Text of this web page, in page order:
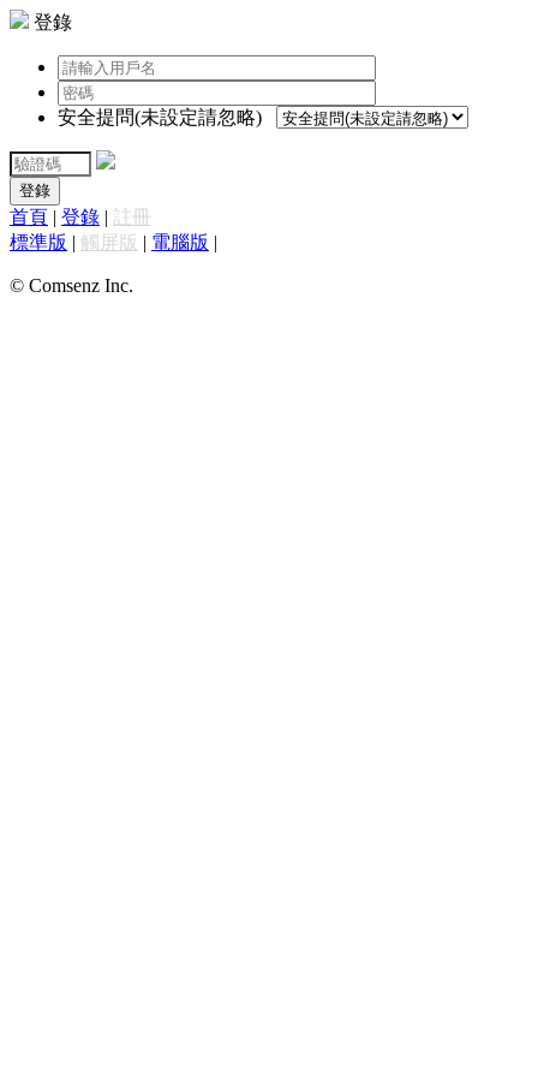
登錄
安全提問(未設定請忽略)
登錄
首頁 | 登錄 | 註冊
標準版 | 觸屏版 | 電腦版 |
© Comsenz Inc.